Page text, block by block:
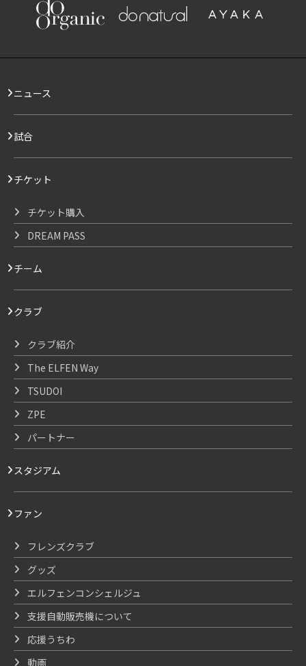
ニュース
試合
チケット
チケット購入
DREAM PASS
チーム
クラブ
クラブ紹介
The ELFEN Way
TSUDOI
ZPE
パートナー
スタジアム
ファン
フレンズクラブ
グッズ
エルフェンコンシェルジュ
支援自動販売機について
応援うちわ
動画